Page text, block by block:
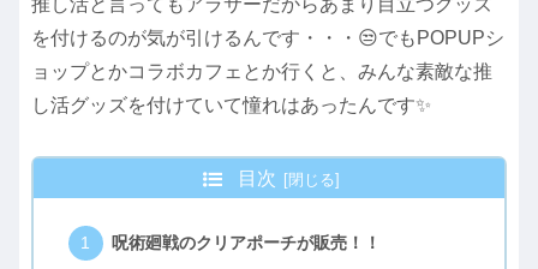
を付けるのが気が引けるんです・・・😒でもPOPUPシ
ョップとかコラボカフェとか行くと、みんな素敵な推
し活グッズを付けていて憧れはあったんです✨
目次
呪術廻戦のクリアポーチが販売！！